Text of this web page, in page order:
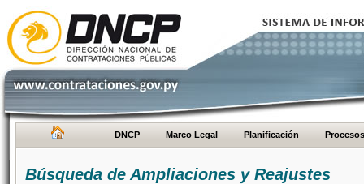
DNCP Marco Legal Planificación Procesos
Búsqueda de Ampliaciones y Reajustes